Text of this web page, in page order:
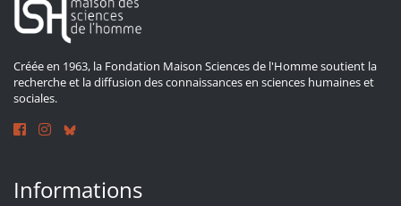
Créée en 1963, la Fondation Maison Sciences de l'Homme soutient la
recherche et la diffusion des connaissances en sciences humaines et
sociales.
Informations